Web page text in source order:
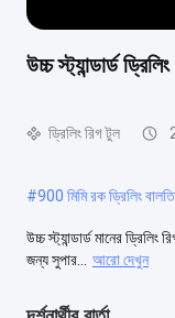
উচ্চ স্ট্যান্ডার্ড
ড্রিলিং রিগ টুল
#900 মিমি রক ড্রিলিং বালতি
উচ্চ স্ট্যান্ডার্ড মানের
জন্য সুপার...
আরো দেখুন